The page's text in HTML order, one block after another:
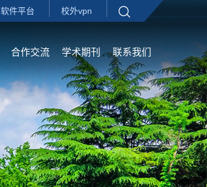
软件平台 校外vpn
合作交流 学术期刊 联系我们